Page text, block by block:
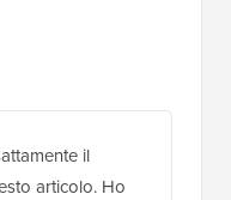
il
articolo. Ho